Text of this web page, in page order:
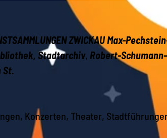
ZWICKAU Max-
Stadtarchiv, Robert-
St.
Konzerten, Theater,